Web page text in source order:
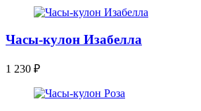
Часы-кулон Изабелла
1 230 ₽